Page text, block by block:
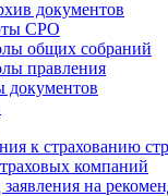
документов
СРО
общих собраний
правления
документов
к страхованию
компаний
заявления на